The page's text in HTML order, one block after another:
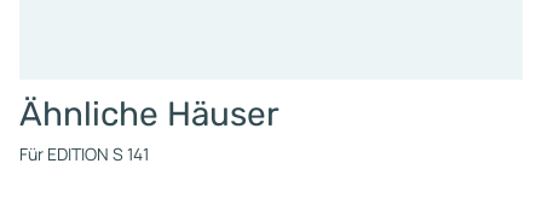
Ähnliche Häuser
Für EDITION S 141